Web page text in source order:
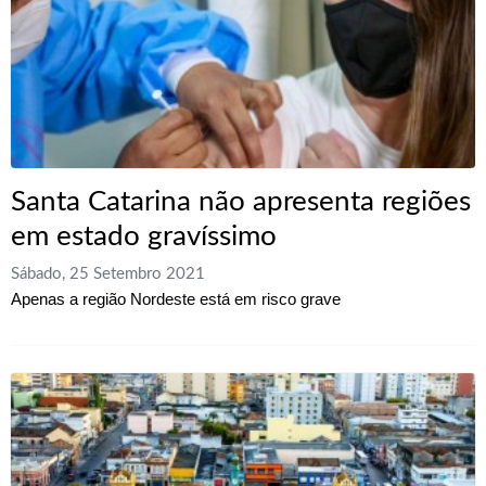
Santa Catarina não apresenta regiões
em estado gravíssimo
Sábado, 25 Setembro 2021
Apenas a região Nordeste está em risco grave